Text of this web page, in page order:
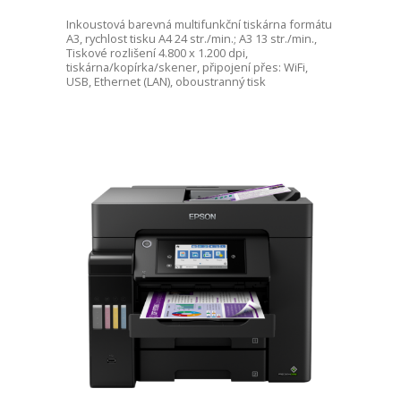
Inkoustová barevná multifunkční tiskárna formátu
A3, rychlost tisku A4 24 str./min.; A3 13 str./min.,
Tiskové rozlišení 4.800 x 1.200 dpi,
tiskárna/kopírka/skener, připojení přes: WiFi,
USB, Ethernet (LAN), oboustranný tisk